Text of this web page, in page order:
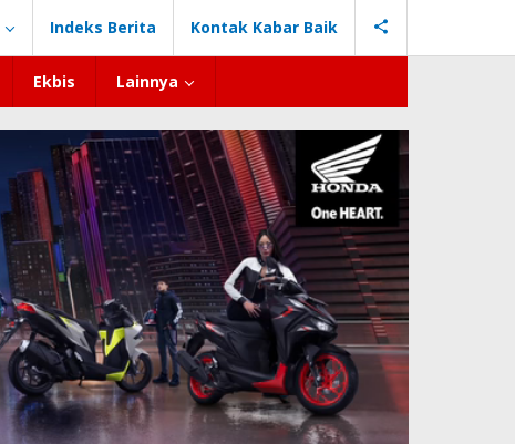
Indeks Berita Kontak Kabar Baik
Ekbis Lainnya